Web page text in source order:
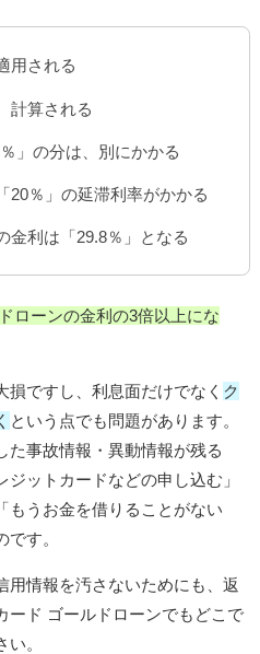
用される
計算される
」の分は、別にかかる
20％」の延滞利率がかかる
金利は「29.8％」となる
ローンの金利の3倍以上にな
ですし、利息面だけでなく ク
という点でも問題があります。
た事故情報・異動情報が残る
ットカードなどの申し込む」
もうお金を借りることがない
す。
用情報を汚さないためにも、返
ード ゴールドローンでもどこで
。